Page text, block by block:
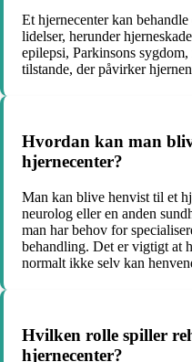
Et hjernecenter kan
lidelser, herunder
epilepsi, Parkinsons
tilstande, der påvirker
Hvordan kan man
hjernecenter?
Man kan blive henvist til et
neurolog eller en anden
man har behov for
behandling. Det er vigtigt at
normalt ikke selv kan
Hvilken rolle spiller
hjernecenter?